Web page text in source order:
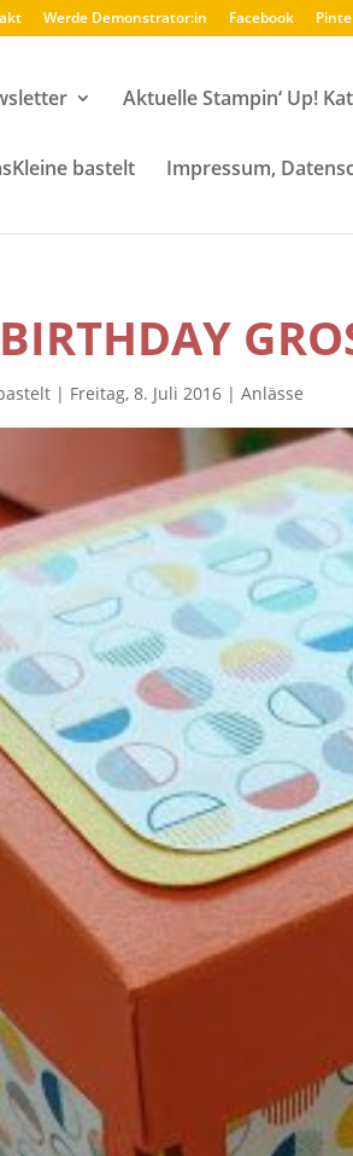
Werde Demonstrator:in Facebook
Aktuelle Stampin‘ Up!
bastelt Impressum,
| Freitag, 8. Juli 2016| Anlässe